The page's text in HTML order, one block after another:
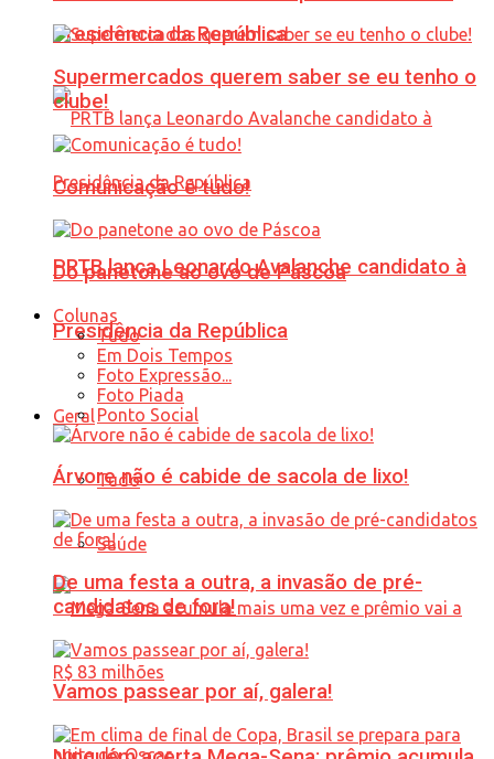
Presidência da República
PRTB lança Leonardo Avalanche candidato à
Presidência da República
Geral
Tudo
Saúde
Supermercados querem saber se eu tenho o
clube!
Comunicação é tudo!
Do panetone ao ovo de Páscoa
Colunas
Tudo
Em Dois Tempos
Foto Expressão...
Foto Piada
Ponto Social
Árvore não é cabide de sacola de lixo!
De uma festa a outra, a invasão de pré-
candidatos de fora!
Vamos passear por aí, galera!